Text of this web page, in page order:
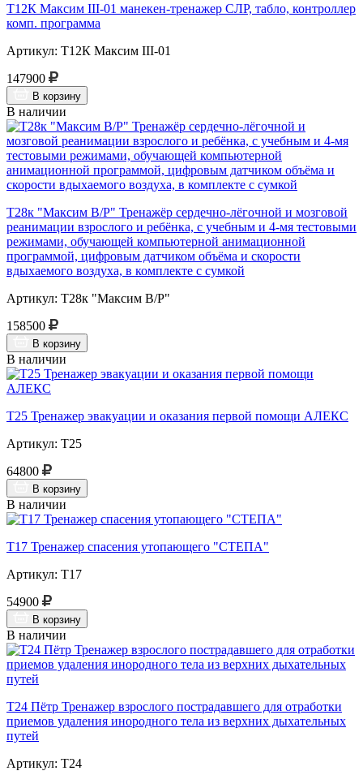
Т12К Максим III-01 манекен-тренажер СЛР, табло, контроллер
комп. программа
Артикул: Т12К Максим III-01
147900
В корзину
В наличии
Т28к "Максим В/Р" Тренажёр сердечно-лёгочной и мозговой
реанимации взрослого и ребёнка, с учебным и 4-мя тестовыми
режимами, обучающей компьютерной анимационной
программой, цифровым датчиком объёма и скорости
вдыхаемого воздуха, в комплекте с сумкой
Артикул: Т28к "Максим В/Р"
158500
В корзину
В наличии
Т25 Тренажер эвакуации и оказания первой помощи АЛЕКС
Артикул: Т25
64800
В корзину
В наличии
Т17 Тренажер спасения утопающего "СТЕПА"
Артикул: Т17
54900
В корзину
В наличии
Т24 Пётр Тренажер взрослого пострадавшего для отработки
приемов удаления инородного тела из верхних дыхательных
путей
Артикул: Т24